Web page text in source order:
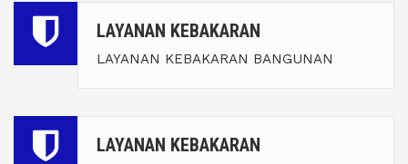
LAYANAN KEBAKARAN
LAYANAN KEBAKARAN BANGUNAN
LAYANAN KEBAKARAN